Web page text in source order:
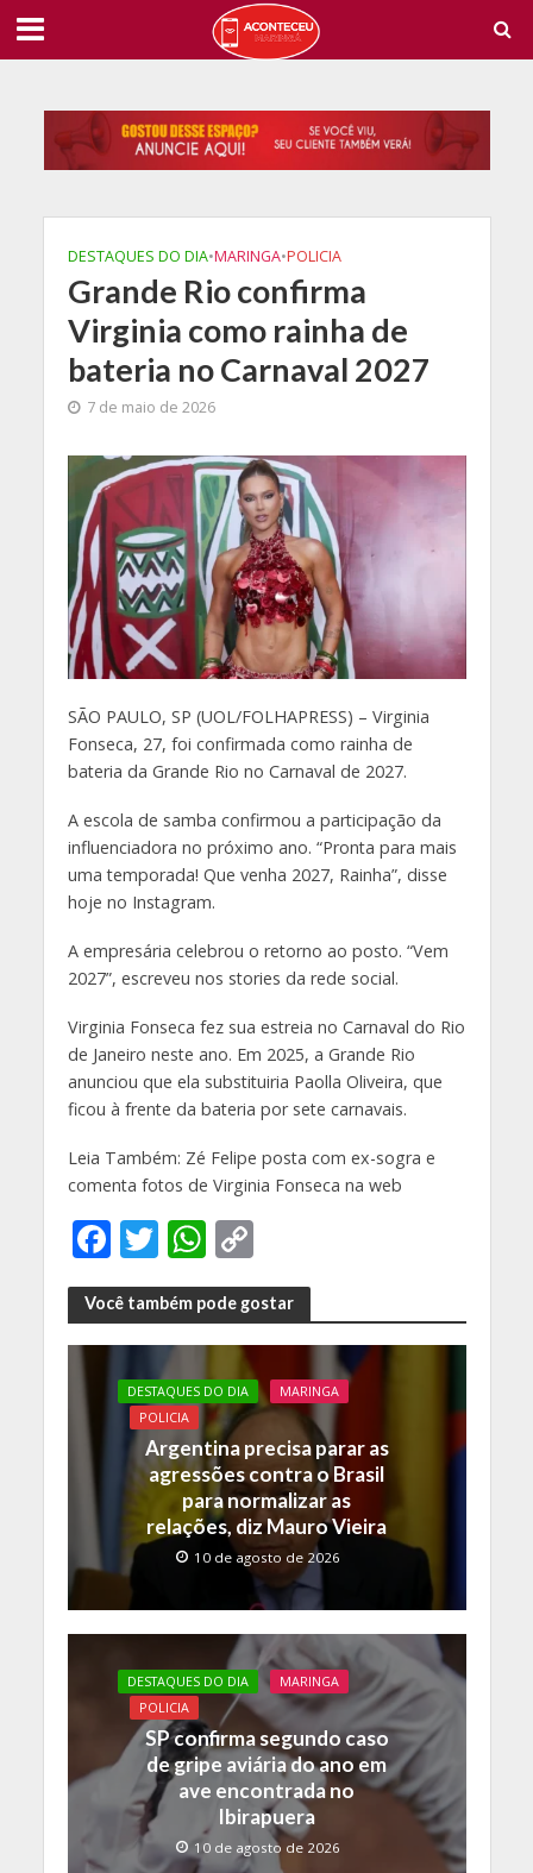
DESTAQUES DO DIA•MARINGA•POLICIA
Grande Rio confirma
Virginia como rainha de
bateria no Carnaval 2027
7 de maio de 2026
SÃO PAULO, SP (UOL/FOLHAPRESS) – Virginia
Fonseca, 27, foi confirmada como rainha de
bateria da Grande Rio no Carnaval de 2027.
A escola de samba confirmou a participação da
influenciadora no próximo ano. “Pronta para mais
uma temporada! Que venha 2027, Rainha”, disse
hoje no Instagram.
A empresária celebrou o retorno ao posto. “Vem
2027”, escreveu nos stories da rede social.
Virginia Fonseca fez sua estreia no Carnaval do Rio
de Janeiro neste ano. Em 2025, a Grande Rio
anunciou que ela substituiria Paolla Oliveira, que
ficou à frente da bateria por sete carnavais.
Leia Também: Zé Felipe posta com ex-sogra e
comenta fotos de Virginia Fonseca na web
F
ac
e
b
o
o
k
T
w
itt
er
W
h
at
s
A
p
p
C
o
p
y
Li
n
k
Você também pode gostar
DESTAQUES DO DIA
MARINGA
POLICIA
Argentina precisa parar as
agressões contra o Brasil
para normalizar as
relações, diz Mauro Vieira
10 de agosto de 2026
DESTAQUES DO DIA
MARINGA
POLICIA
SP confirma segundo caso
de gripe aviária do ano em
ave encontrada no
Ibirapuera
10 de agosto de 2026